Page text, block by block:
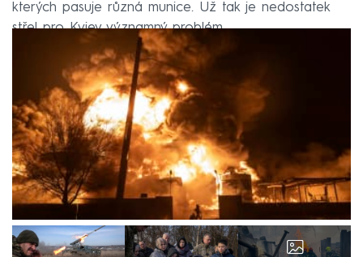
kterých pasuje různá munice. Už tak je nedostatek
střel pro Kyjev významný problém.